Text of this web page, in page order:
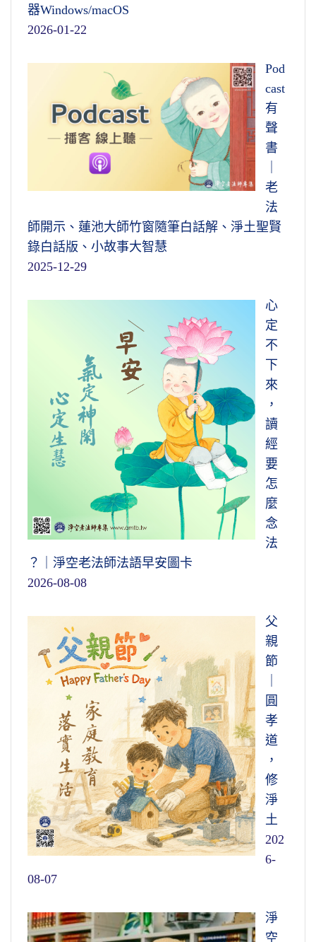
為。行為再多，這三條就包括盡了。行為有了
錯誤；換句話說，我們對人、對事、對物，看
行為；說錯了，口業的行為。
把這些錯誤一樁
一樁都修正過來，這叫圓修。圓修一定是建立
在圓解的基礎上，這樣才能夠證入。
世法、佛法不外乎因果，這個你要了解，
你要解得深，要解得圓。一切法決定沒有偶
然，這個諸位一定要知道，沒有偶然的，沒有
偶發的。所有大乘經裡面，都說明這個事實真
相，而 因果是通三世的。三世是「過去無
始」，不是過去一生、二生，過去無始，「未
來無終」，善因遇到善緣一定結善果，惡因遇
成熟。
什麼時候緣成熟，果報就現前。 果報能免
嗎？能免。要什麼條件才能免？《金剛經》上
講的，四相、四見破了就免了。所謂轉煩惱成
菩提，轉生死為涅槃，那就轉了。如果還有
我、還有人，你就免不掉。有我，我就要承受
果報。所以一定到無我，他就免了。
無我，諸
位想想，縱有業報誰去承受？沒有人承受。所
以這是個標準，《金剛經》上是個標準。
只要你有我相、人相、眾生相、壽者相，
無量劫來所造的業因，你就要承受善果惡報；
除非四相破了。四相破了，就是破一品無明，
證一分法身，不但六道超越，十法界也超越，
這樣的人住一真法界，住一真法界這是成佛。
「其於證入也不難矣」，證就是證入一真
法界，這個字的意思很深，很不容易體會。心
地清淨到了極處，境界自自然然現前，這個時
候我們叫它做「證」。而在證入的這個人來
說，他實在是沒有起心動念。如果他要動個念
頭「我證入了」，你們諸位想想看，他能證
嗎？我證入了，有我相，我的對面就是人相，
那麼他四相具足，他是凡夫，他怎麼能證入？
由此可知，圓教初住以上，大乘法中常說
「無功用道」。往後這四十一個位次，用什麼
方法修行？就是無功用道，很難懂！不能有一
點意思，有一點意思就落在凡情，就是情見。
不能有一點意思，自自然然的成就，那功夫漸
他的功夫確實沒有間斷，但是絕對不會起
所以心是主宰，不但是我們這個身的主
宰，一身的主宰，是整個宇宙一切眾生的主
它又是一切眾生所同具，所以叫正等。因為這
個心，心不是一個人一個心；你是一個人一個
心的時候，妄心，這是妄想，妄想是每個人都
不相同的，一個人一個心是妄心。
真心，不但一切人是共同的，一切諸佛菩
薩，乃至於植物、礦物，連太虛空，都是相同
的，真心是相同的。佛在楞嚴會上有個比喻，
把真心比作大海，把我們每一個人比作海裡面
起的水泡 。水泡很多很多，一個水泡一個水泡
不相同，但是統統依大海而起的。水泡一破掉
妄心要是破掉，真心現前，真心相同。正
因為真心相同，所以見到真心的人，也就是妄
心斷滅了，真心現前了，一切眾生心裡打的妄
想他知道。你說他憑什麼知道？因為真心相
同，所以你心裡想什麼事他知道，這一點我們
要記住。不要認為我心裡動個念頭，沒有人知
道，那你就大錯特錯了。你心裡動個念頭，迷
惑顛倒的眾生不知道，心地稍微清淨一點的
人，他知道，這就是所謂他心通
我們念佛想求生到西方極樂世界，想一想
自己起心動念，能不能生到極樂世界？我們起
《無量壽經》，《無量壽經》上說得很清楚，
西方世界的人天眼洞視、天耳徹聽，盡虛空遍
法界一切眾生形相、音聲，他們都聽得很清
楚，他心遍知，起心動念人家全都曉得，沒有
一樣事情能瞞得過人 ，你說多可怕！我們做的
不敢告人的事情，做得那麼多，你還想到極樂
世界去？沒分！極樂世界人怎麼去的？清淨心
去的。心淨則土淨，只要真正修清淨心，你就
決定得生淨土。因為清淨心是它的條件，心淨
則土淨，這個要緊！
所以世緣要放下，我剛才講的，放下、放
下還要放下，只要你有一樁事情不肯放下，這
一生念一輩子佛，也不能往生。不是阿彌陀佛
不慈悲，不來接你，你這裡有繩子拴到，你走
叫地獄五條根。這五條鐵鍊鎖著你，你怎麼能
器Windows/macOS
2026-01-22
Pod
cast
有
聲
書
老
法
師開示、蓮池大師竹窗隨筆白話解、淨土聖賢
錄白話版、小故事大智慧
2025-12-29
心
定
不
下
來
，
讀
經
要
怎
麼
念
法
？｜淨空老法師法語早安圖卡
2026-08-08
父
親
節
圓
孝
道
，
修
淨
土
202
6-
08-07
淨
空